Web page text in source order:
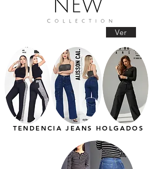
Ver
TENDENCIA JEANS HOLGADOS